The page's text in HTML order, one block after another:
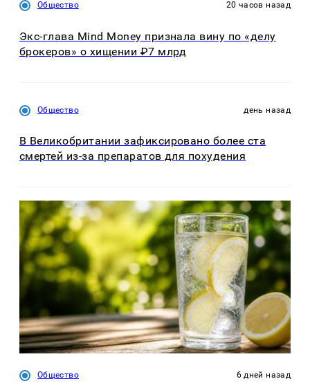
Общество 20 часов назад
Экс-глава Mind Money признала вину по «делу
брокеров» о хищении ₽7 млрд
Общество день назад
В Великобритании зафиксировано более ста
смертей из-за препаратов для похудения
Общество 6 дней назад